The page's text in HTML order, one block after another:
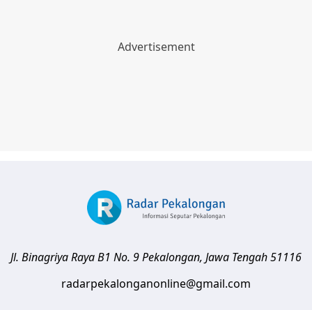
Jl. Binagriya Raya B1 No. 9Pekalongan, Jawa Tengah51116
radarpekalonganonline@gmail.com